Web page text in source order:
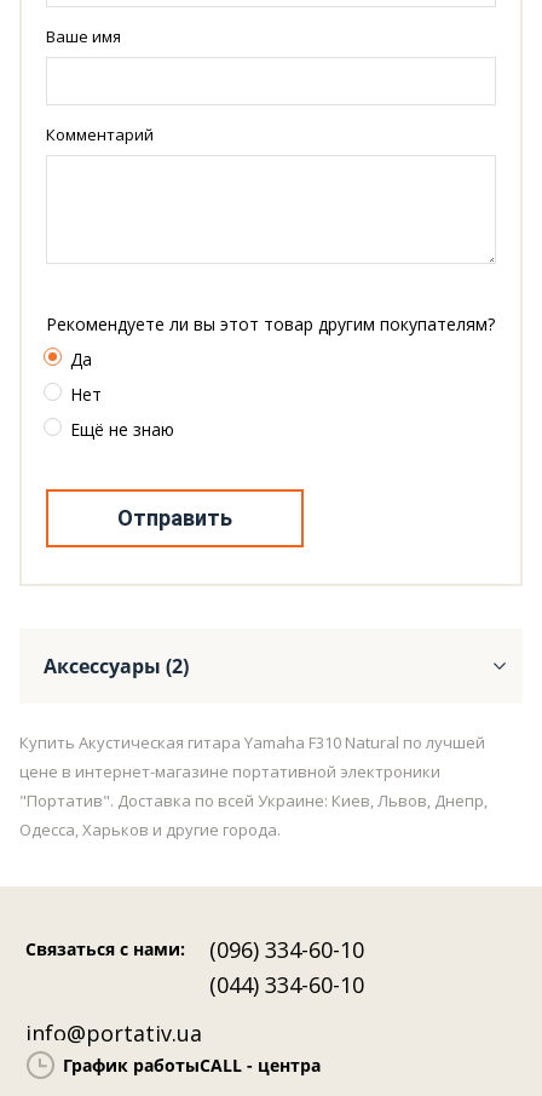
Ваше имя
Комментарий
Рекомендуете ли вы этот товар другим покупателям?
Да
Нет
Ещё не знаю
Отправить
Аксессуары (2)
Купить Акустическая гитара Yamaha F310 Natural по лучшей
цене в интернет-магазине портативной электроники
"Портатив". Доставка по всей Украине: Киев, Львов, Днепр,
Одесса, Харьков и другие города.
Связаться с нами:
(096) 334-60-10
(044) 334-60-10
info@portativ.ua
График работыCALL - центра